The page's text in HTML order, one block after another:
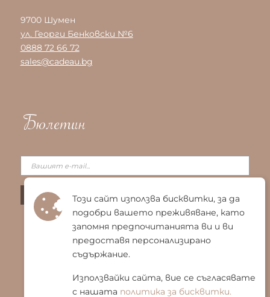
9700 Шумен
ул. Георги Бенковски №6
0888 72 66 72
sales@cadeau.bg
Бюлетин
Този сайт използва бисквитки, за да
подобри вашето преживяване, като
запомня предпочитанията ви и ви
предоставя персонализирано
съдържание.
Използвайки сайта, вие се съгласявате
с нашата политика за бисквитки.